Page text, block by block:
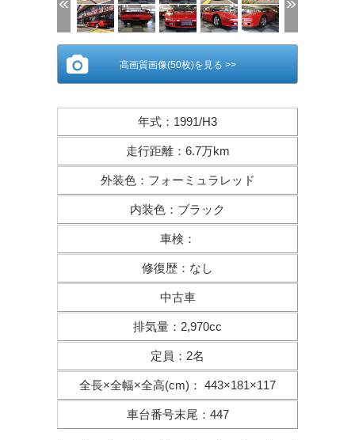
高画質画像(50枚)を見る >>
年式 ： 1991/H3
走行距離： 6.7万km
外装色： フォーミュラレッド
内装色 ： ブラック
車検 ：
修復歴 ： なし
中古車
排気量 ： 2,970cc
定員 ： 2名
全長×全幅×全高(cm) ： 443×181×117
車台番号末尾 ： 447